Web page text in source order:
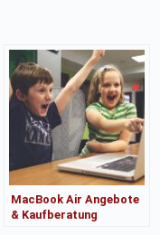
MacBook Air Angebote
& Kaufberatung